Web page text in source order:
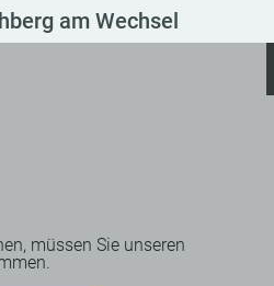
am Wechsel
müssen Sie unseren